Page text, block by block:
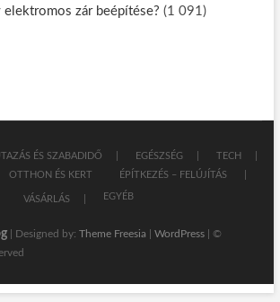
elektromos zár beépítése? (1 091)
ÉS SZABADIDŐ EGÉSZSÉG TECH
OTTHON ÉS KERT ÉPÍTKEZÉS – FELÚJÍTÁS
VÁSÁRLÁS EGYÉB
| Designed by: Theme Freesia WordPress| ©